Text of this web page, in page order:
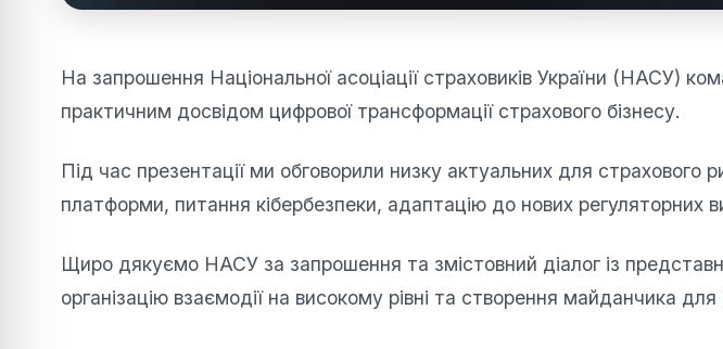
На запрошення Національної асоціації страховиків України (НАСУ)
практичним досвідом цифрової трансформації страхового бізнесу.
Під час презентації ми обговорили низку актуальних для
платформи, питання кібербезпеки, адаптацію до нових
Щиро дякуємо НАСУ за запрошення та змістовний діалог із
організацію взаємодії на високому рівні та створення майданчика